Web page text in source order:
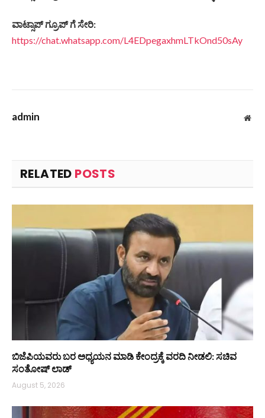
ವಾಟ್ಸಾಪ್ ಗ್ರೂಪ್ ಗೆ ಸೇರಿ:
https://chat.whatsapp.com/L4EDpegaxhmLTkOnd50sAy
admin
RELATED POSTS
ಬಿಜೆಪಿಯವರು ಬರ ಅಧ್ಯಯನ ಮಾಡಿ ಕೇಂದ್ರಕ್ಕೆ ವರದಿ ನೀಡಲಿ: ಸಚಿವ
ಸಂತೋಷ್ ಲಾಡ್
August 5, 2026